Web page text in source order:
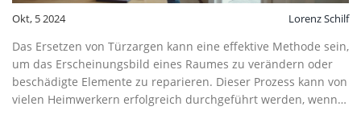
Okt, 5 2024 Lorenz Schilf
Das Ersetzen von Türzargen kann eine effektive Methode sein,
um das Erscheinungsbild eines Raumes zu verändern oder
beschädigte Elemente zu reparieren. Dieser Prozess kann von
vielen Heimwerkern erfolgreich durchgeführt werden, wenn